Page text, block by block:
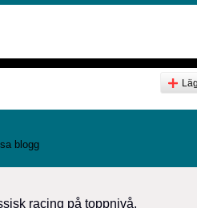
blogg
racing på toppnivå.